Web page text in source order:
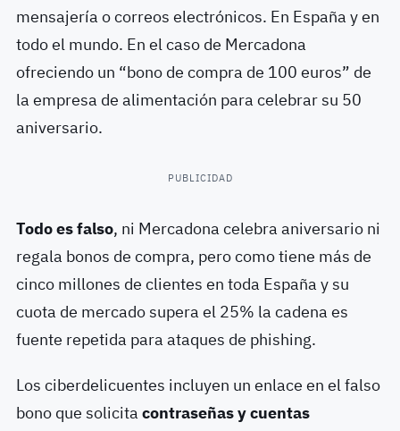
mensajería o correos electrónicos. En España y en
todo el mundo. En el caso de Mercadona
ofreciendo un “bono de compra de 100 euros” de
la empresa de alimentación para celebrar su 50
aniversario.
PUBLICIDAD
Todo es falso, ni Mercadona celebra aniversario ni
regala bonos de compra, pero como tiene más de
cinco millones de clientes en toda España y su
cuota de mercado supera el 25% la cadena es
fuente repetida para ataques de phishing.
Los ciberdelicuentes incluyen un enlace en el falso
bono que solicita contraseñas y cuentas